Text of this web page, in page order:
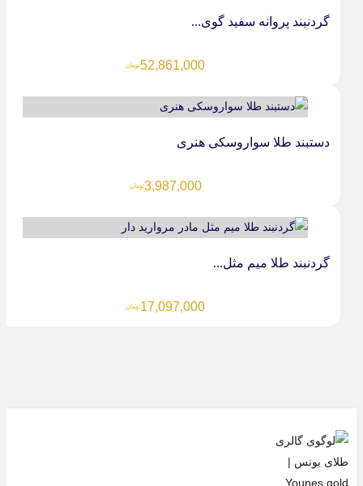
گردنبند پروانه سفید گوی...
52,861,000تومان
دستبند طلا سواروسکی هنری
3,987,000تومان
گردنبند طلا میم مثل...
17,097,000تومان